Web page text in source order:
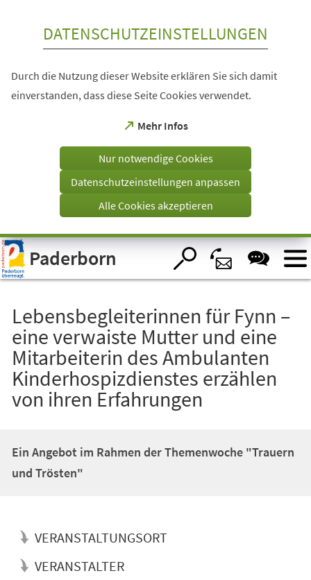
Visuelle
Assistenzsoftware
öffnen.
DATENSCHUTZEINSTELLUNGEN
Durch die Nutzung dieser Website erklären Sie sich damit
einverstanden, dass diese Seite Cookies verwendet.
Mehr Infos
(Öffnet
einem
Tab)
Nur notwendige Cookies
Datenschutzeinstellungen anpassen
Alle Cookies akzeptieren
Paderborn
Lebensbegleiterinnen für Fynn –
eine verwaiste Mutter und eine
Mitarbeiterin des Ambulanten
Kinderhospizdienstes erzählen
von ihren Erfahrungen
Ein Angebot im Rahmen der Themenwoche "Trauern
und Trösten"
VERANSTALTUNGSORT
VERANSTALTER